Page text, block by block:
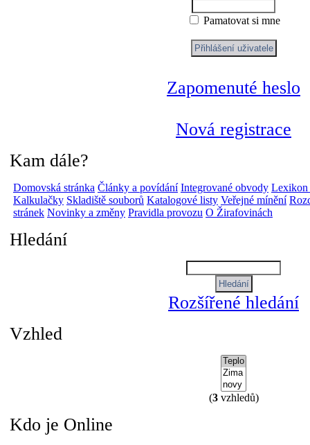
Pamatovat si mne
Zapomenuté heslo
Nová registrace
Kam dále?
Domovská stránka Články a povídání Integrované obvody Lexikon
Kalkulačky Skladiště souborů Katalogové listy Veřejné mínění
stránek Novinky a změny Pravidla provozu O Žirafovinách
Hledání
Rozšířené hledání
Vzhled
(3vzhledů)
Kdo je Online